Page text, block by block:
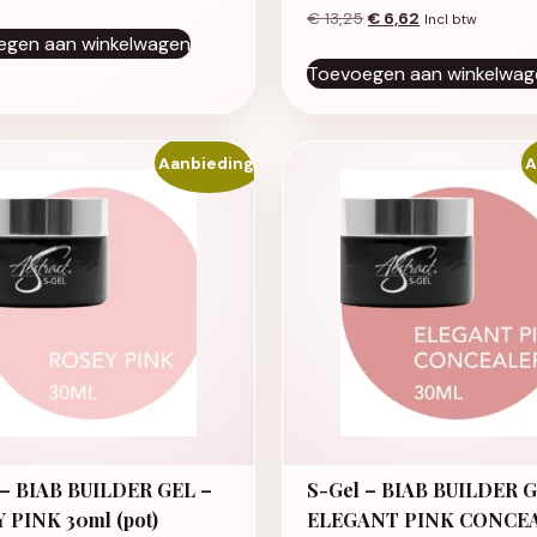
aan winkelwagen
€13,25 Oorspronkelijke prijs
€ 6,62 Huidige prijs is:
Incl btw
Toevoegen aan
Aanbieding!
BIAB BUILDER GEL –
PINK 30ml (pot)
S-Gel – BIAB BUILDER
ELEGANT PINK